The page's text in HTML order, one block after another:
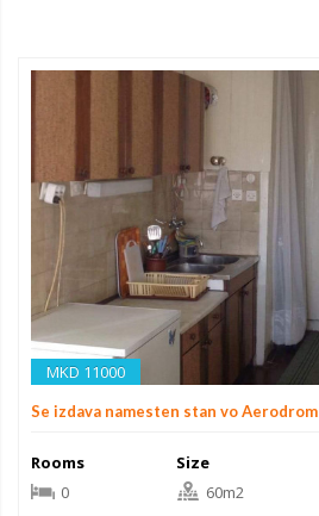
MKD 11000
Se izdava namesten stan vo Aerodrom
Rooms
0
Size
60m2